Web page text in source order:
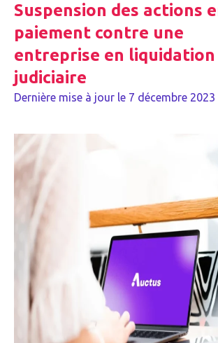
Suspension des actions
paiement contre une
entreprise en liquidation
judiciaire
Dernière mise à jour le 7 décembre 2023